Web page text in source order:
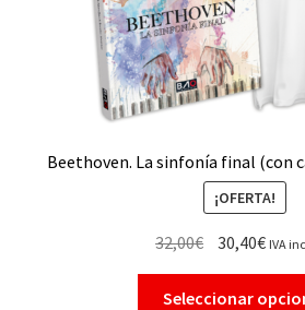
Beethoven. La sinfonía final (con
¡OFERTA!
32,00€ 30,40€ IVA
Seleccionar